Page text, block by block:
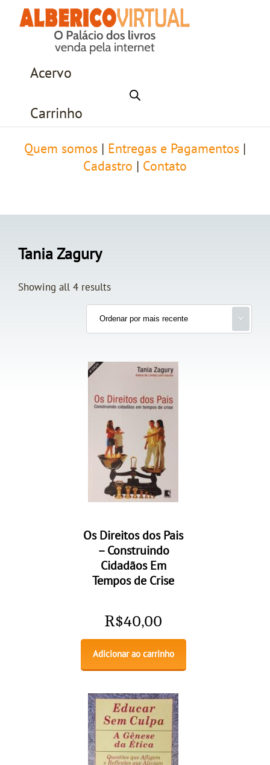
Acervo
Carrinho
Quem somos Entregas e Pagamentos
Cadastro
Contato
Tania Zagury
Showing all 4 results
Os Direitos dos Pais
– Construindo
Cidadãos Em
Tempos de Crise
R$40,00
Adicionar ao carrinho